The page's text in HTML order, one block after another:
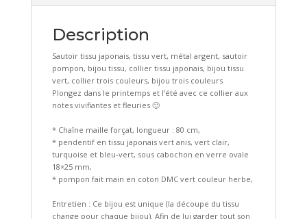
Description
Sautoir tissu japonais, tissu vert, métal argent, sautoir
pompon, bijou tissu, collier tissu japonais, bijou tissu
vert, collier trois couleurs, bijou trois couleurs
Plongez dans le printemps et l’été avec ce collier aux
notes vivifiantes et fleuries 🙂
* Chaîne maille forçat, longueur : 80 cm,
* pendentif en tissu japonais vert anis, vert clair,
turquoise et bleu-vert, sous cabochon en verre ovale
18×25 mm,
* pompon fait main en coton DMC vert couleur herbe,
Entretien : Ce bijou est unique (la découpe du tissu
change pour chaque bijou). Afin de lui garder tout son